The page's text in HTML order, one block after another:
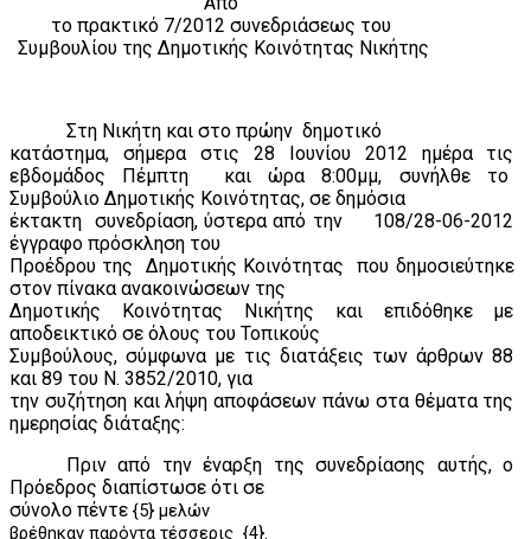
το πρακτικό 7/2012 συνεδριάσεως του
Συμβουλίου της Δημοτικής Κοινότητας Νικήτης
Στη Νικήτη και στο πρώην δημοτικό
κατάστημα, σήμερα στις 28 Ιουνίου 2012 ημέρα τις
εβδομάδος Πέμπτη
και ώρα 8:00μμ, συνήλθε το
Συμβούλιο Δημοτικής Κοινότητας, σε δημόσια
έκτακτη συνεδρίαση, ύστερα από την
108/28-06-2012
έγγραφο πρόσκληση του
Προέδρου της
Δημοτικής Κοινότητας
που δημοσιεύτηκε
στον πίνακα ανακοινώσεων της
Δημοτικής Κοινότητας Νικήτης και επιδόθηκε με
αποδεικτικό σε όλους του Τοπικούς
Συμβούλους, σύμφωνα με τις διατάξεις των άρθρων 88
και 89 του Ν. 3852/2010, για
την συζήτηση και λήψη αποφάσεων πάνω στα θέματα της
ημερησίας διάταξης:
Πριν από την έναρξη της συνεδρίασης αυτής, ο
Πρόεδρος διαπίστωσε ότι σε
σύνολο πέντε {5} μελών
βρέθηκαν παρόντα τέσσερις {4}.